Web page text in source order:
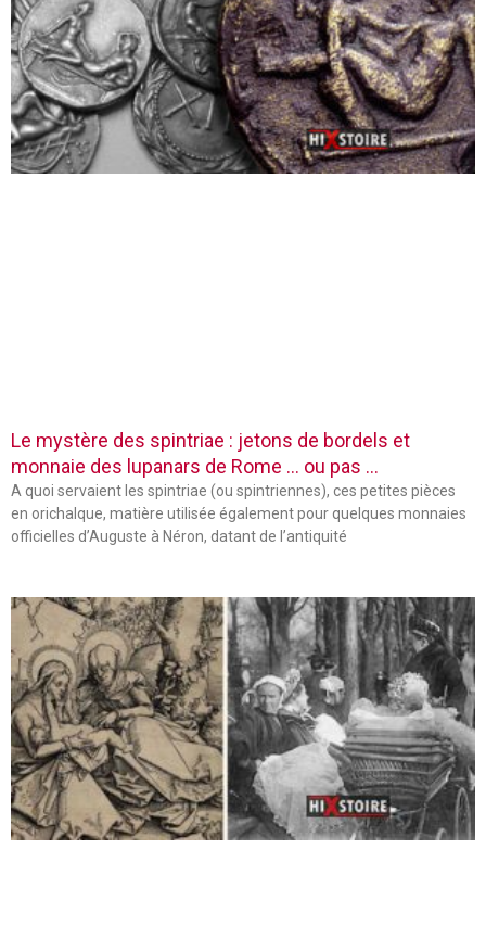
Le mystère des spintriae : jetons de bordels et
monnaie des lupanars de Rome … ou pas …
A quoi servaient les spintriae (ou spintriennes), ces petites pièces
en orichalque, matière utilisée également pour quelques monnaies
officielles d’Auguste à Néron, datant de l’antiquité